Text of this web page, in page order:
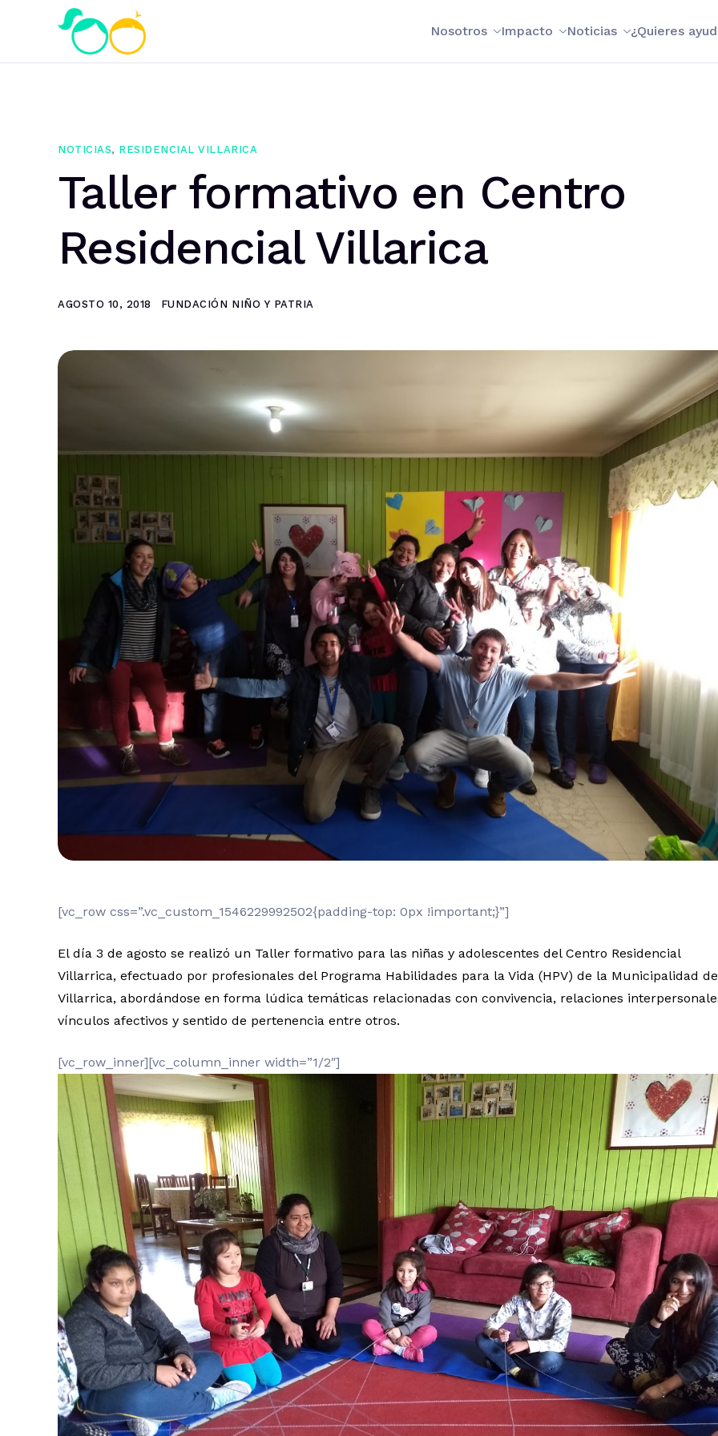
Nosotros Impacto Noticias ¿Quieres
NOTICIAS, RESIDENCIAL VILLARICA
Taller formativo en Centro
Residencial Villarica
AGOSTO 10, 2018 FUNDACIÓN NIÑO Y PATRIA
[vc_row css=”.vc_custom_1546229992502{padding-top: 0px !important;}”]
El día 3 de agosto se realizó un Taller formativo para las niñas y adolescentes del Centro Residencial
Villarrica, efectuado por profesionales del Programa Habilidades para la Vida (HPV) de la Municipalidad de
Villarrica, abordándose en forma lúdica temáticas relacionadas con convivencia, relaciones
vínculos afectivos y sentido de pertenencia entre otros.
[vc_row_inner][vc_column_inner width=”1/2″]